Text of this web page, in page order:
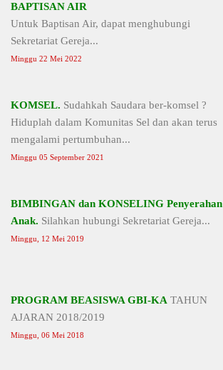
BAPTISAN AIR
Untuk Baptisan Air, dapat menghubungi
Sekretariat Gereja...
Minggu 22 Mei 2022
KOMSEL. Sudahkah Saudara ber-komsel ?
Hiduplah dalam Komunitas Sel dan akan terus
mengalami pertumbuhan...
Minggu 05 September 2021
BIMBINGAN dan KONSELING Penyerahan
Anak. Silahkan hubungi Sekretariat Gereja...
Minggu, 12 Mei 2019
PROGRAM BEASISWA GBI-KA TAHUN
AJARAN 2018/2019
Minggu, 06 Mei 2018